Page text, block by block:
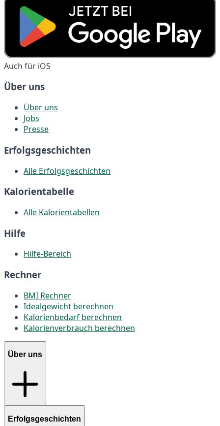
Auch für iOS
Über uns
Über uns
Jobs
Presse
Erfolgsgeschichten
Alle Erfolgsgeschichten
Kalorientabelle
Alle Kalorientabellen
Hilfe
Hilfe-Bereich
Rechner
BMI Rechner
Idealgewicht berechnen
Kalorienbedarf berechnen
Kalorienverbrauch berechnen
Über uns
Erfolgsgeschichten